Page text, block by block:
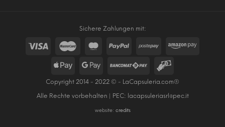
Sichere Zahlungen mit:
Copyright 2014 - 2022 © - LaCapsuleria.com®
Alle Rechte vorbehalten | PEC: lacapsuleriasrl@pec.it
website: credits